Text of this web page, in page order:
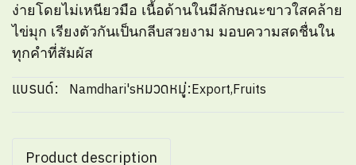
ง่ายโดยไม่เหนียวมือ เนื้อด้านในมีลักษณะขาวใสคล้าย
ไข่มุก เรียงตัวกันเป็นกลีบสวยงาม มอบความสดชื่นใน
ทุกคำที่สัมผัส
แบรนด์: Namdhari'sหมวดหมู่:Export,Fruits
Product description